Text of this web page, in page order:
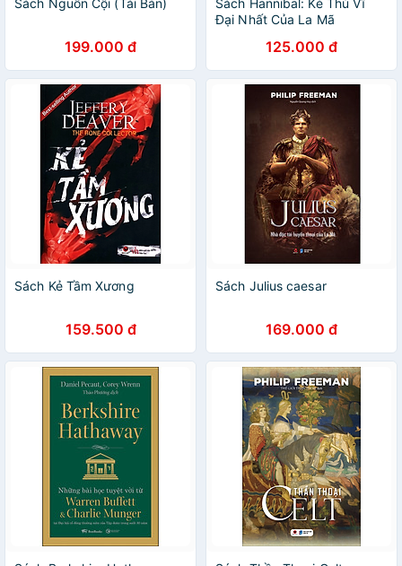
Sách Nguồn Cội (Tái Bản)
199.000 đ
Sách Hannibal: Kẻ Thù Vĩ
Đại Nhất Của La Mã
125.000 đ
Sách Kẻ Tầm Xương
159.500 đ
Sách Julius caesar
169.000 đ